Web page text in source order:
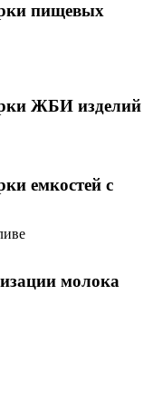
пищевых
ЖБИ изделий
емкостей с
молока